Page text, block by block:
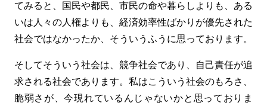
てみると、国民や都民、市民の命や暮らしよりも、ある
いは人々の人権よりも、経済効率性ばかりが優先された
社会ではなかったか、そういうふうに思っております。
そしてそういう社会は、競争社会であり、自己責任が追
求される社会であります。私はこういう社会のもろさ、
脆弱さが、今現れているんじゃないかと思っておりま